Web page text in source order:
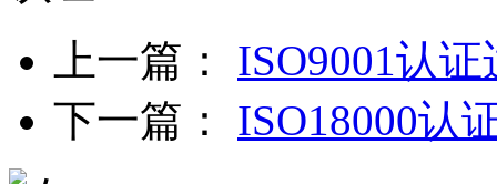
上一篇： ISO9001认
下一篇： ISO18000认